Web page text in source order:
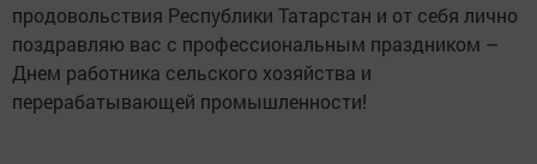
продовольствия Республики Татарстан и от себя лично
поздравляю вас с профессиональным праздником –
Днем работника сельского хозяйства и
перерабатывающей промышленности!